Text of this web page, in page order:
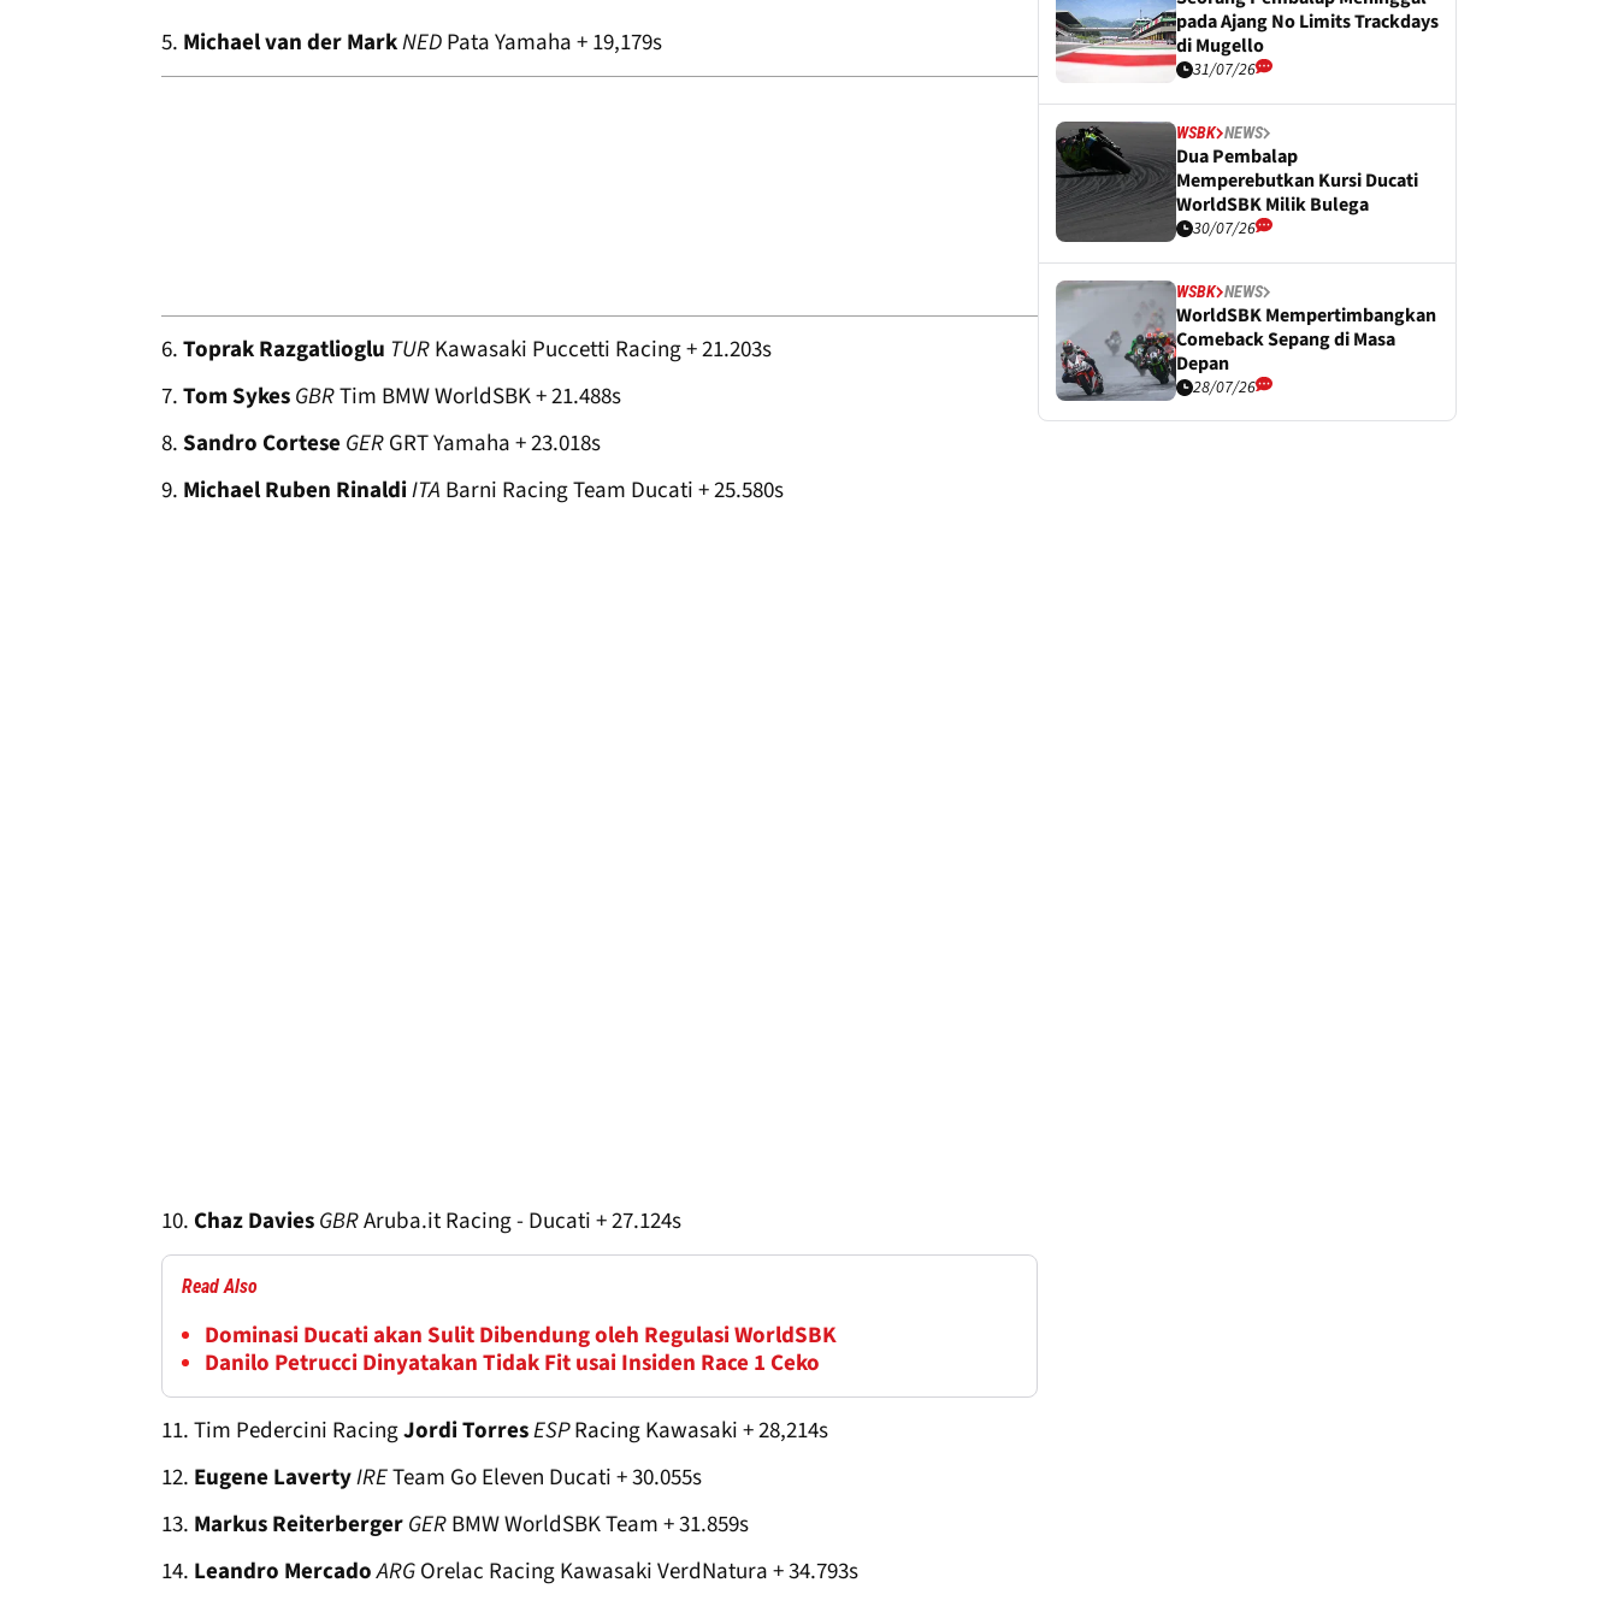
5. Michael van der MarkNEDPata Yamaha + 19,179s
6.Toprak Razgatlioglu TURKawasaki Puccetti Racing + 21.203s
7.Tom SykesGBRTim BMW WorldSBK + 21.488s
8.Sandro CorteseGERGRT Yamaha + 23.018s
9. Michael Ruben RinaldiITA Barni Racing Team Ducati + 25.580s
10. Chaz DaviesGBRAruba.it Racing - Ducati + 27.124s
Read Also
Dominasi Ducati akan Sulit Dibendung oleh Regulasi WorldSBK
Danilo Petrucci Dinyatakan Tidak Fit usai Insiden Race 1 Ceko
11. Tim Pedercini RacingJordi TorresESPRacing Kawasaki + 28,214s
12. Eugene LavertyIRETeam Go Eleven Ducati + 30.055s
13. Markus ReiterbergerGERBMW WorldSBK Team + 31.859s
14. Leandro MercadoARGOrelac Racing Kawasaki VerdNatura + 34.793s
pada Ajang No Limits Trackdays
di Mugello
31/07/26
WSBK NEWS
Dua Pembalap
Memperebutkan Kursi Ducati
WorldSBK Milik Bulega
30/07/26
WSBK NEWS
WorldSBK Mempertimbangkan
Comeback Sepang di Masa
Depan
28/07/26